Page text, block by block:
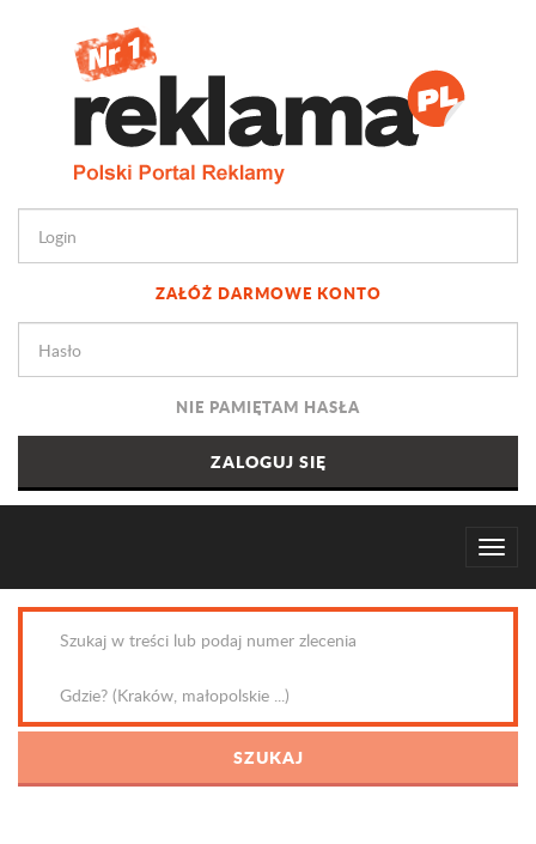
ZAŁÓŻ DARMOWE KONTO
NIE PAMIĘTAM HASŁA